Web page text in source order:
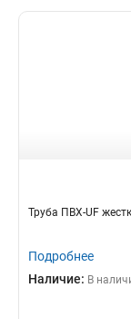
Труба ПВХ-UF
Подробнее
Наличие: В